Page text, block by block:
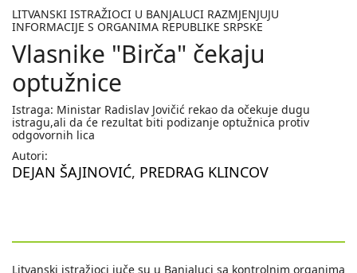
LITVANSKI ISTRAŽIOCI U BANJALUCI RAZMJENJUJU
INFORMACIJE S ORGANIMA REPUBLIKE SRPSKE
Vlasnike "Birča" čekaju
optužnice
Istraga: Ministar Radislav Jovičić rekao da očekuje dugu
istragu,ali da će rezultat biti podizanje optužnica protiv
odgovornih lica
Autori:
DEJAN ŠAJINOVIĆ, PREDRAG KLINCOV
Litvanski istražioci juče su u Banjaluci sa kontrolnim organima